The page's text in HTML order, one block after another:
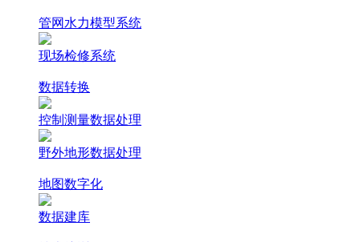
管网水力模型系统
现场检修系统
数据转换
控制测量数据处理
野外地形数据处理
地图数字化
数据建库